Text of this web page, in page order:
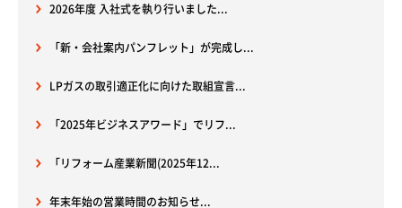
2026年度 入社式を執り行いました...
「新・会社案内パンフレット」が完成し...
LPガスの取引適正化に向けた取組宣言...
「2025年ビジネスアワード」でリフ...
「リフォーム産業新聞(2025年12...
年末年始の営業時間のお知らせ...